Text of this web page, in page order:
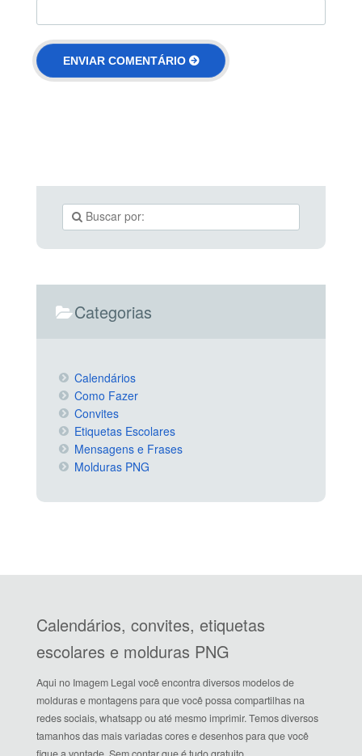
Categorias
Calendários
Como Fazer
Convites
Etiquetas Escolares
Mensagens e Frases
Molduras PNG
Calendários, convites, etiquetas
escolares e molduras PNG
Aqui no Imagem Legal você encontra diversos modelos de
molduras e montagens para que você possa compartilhas na
redes sociais, whatsapp ou até mesmo imprimir. Temos diversos
tamanhos das mais variadas cores e desenhos para que você